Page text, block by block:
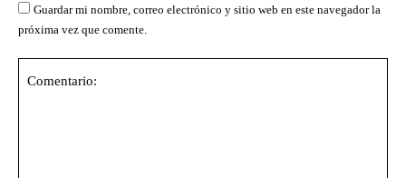
Guardar mi nombre, correo electrónico y sitio web en este navegador la
próxima vez que comente.